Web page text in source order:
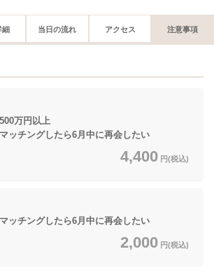
細 当日の流れ アクセス 注意事項
万円以上
ッチングしたら6月中に再会したい
4,400 円(税込)
ッチングしたら6月中に再会したい
2,000 円(税込)